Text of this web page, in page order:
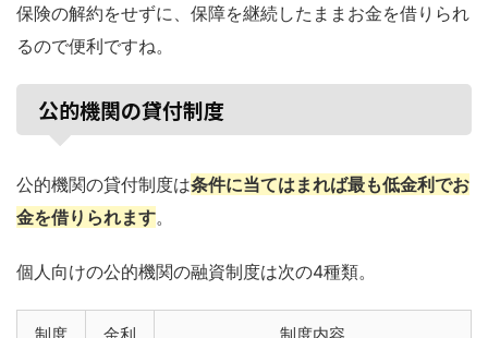
保険の解約をせずに、保障を継続したままお金を借りられ
るので便利ですね。
公的機関の貸付制度
公的機関の貸付制度は条件に当てはまれば最も低金利でお
金を借りられます。
個人向けの公的機関の融資制度は次の4種類。
制度
金利 制度内容